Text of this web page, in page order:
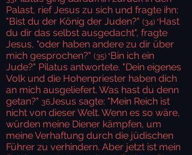
Palast, rief Jesus zu sich und fragte ihn:
"Bist du der König der Juden?" (34) "Hast
du dir das selbst ausgedacht", fragte
Jesus, "oder haben andere zu dir über
mich gesprochen?" (35) "Bin ich ein
Jude?" Pilatus antwortete. "Dein eigenes
Volk und die Hohenpriester haben dich
an mich ausgeliefert. Was hast du denn
getan?" 36Jesus sagte: "Mein Reich ist
nicht von dieser Welt. Wenn es so wäre,
würden meine Diener kämpfen, um
meine Verhaftung durch die jüdischen
Führer zu verhindern. Aber jetzt ist mein